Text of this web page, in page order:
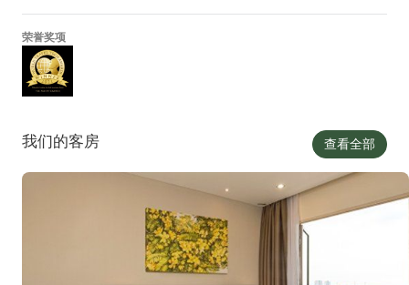
荣誉奖项
我们的客房 查看全部